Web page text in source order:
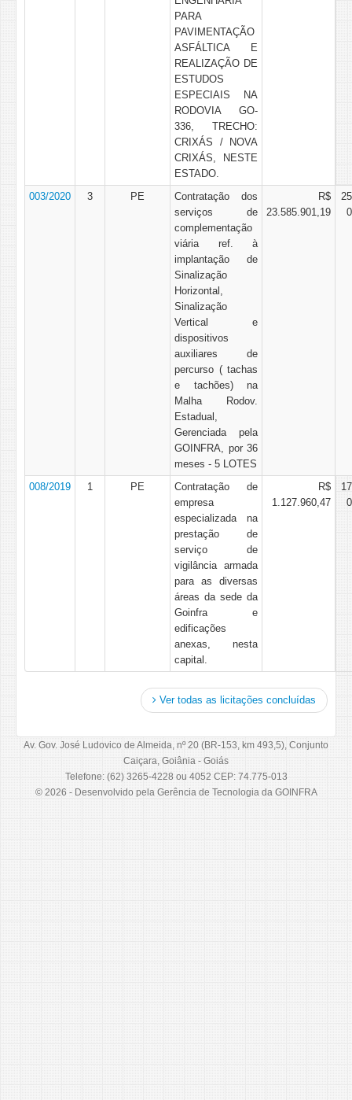
PARA
PAVIMENTAÇÃO
ASFÁLTICA E
REALIZAÇÃO DE
ESTUDOS
ESPECIAIS NA
RODOVIA GO-
336, TRECHO:
CRIXÁS / NOVA
CRIXÁS, NESTE
ESTADO.
003/2020 3 PE
Contratação dos
serviços de
complementação
viária ref. à
implantação de
Sinalização
Horizontal,
Sinalização
Vertical e
dispositivos
auxiliares de
percurso ( tachas
e tachões) na
Malha Rodov.
Estadual,
Gerenciada pela
GOINFRA, por 36
meses - 5 LOTES
R$
23.585.901,19
008/2019 1 PE
Contratação de
empresa
especializada na
prestação de
serviço de
vigilância armada
para as diversas
áreas da sede da
Goinfra e
edificações
anexas, nesta
capital.
R$
1.127.960,47
Ver todas as licitações concluídas
Av. Gov. José Ludovico de Almeida, nº 20 (BR-153, km 493,5), Conjunto
Caiçara, Goiânia - Goiás
Telefone: (62) 3265-4228 ou 4052 CEP: 74.775-013
© 2026 - Desenvolvido pela Gerência de Tecnologia da GOINFRA